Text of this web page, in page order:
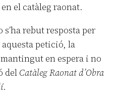
el catàleg raonat.
s’ha rebut resposta per
petició, la
mantingut en espera i no
del Catàleg Raonat d’Obra
.